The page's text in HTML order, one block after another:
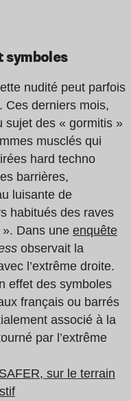
symboles
nudité peut parfois
Ces derniers mois,
sujet des « gormitis »
musclés qui
hard techno
barrières,
luisante de
habitués des raves
Dans une enquête
observait la
l’extrême droite.
effet des symboles
français ou barrés
associé à la
par l’extrême
SAFER, sur le terrain